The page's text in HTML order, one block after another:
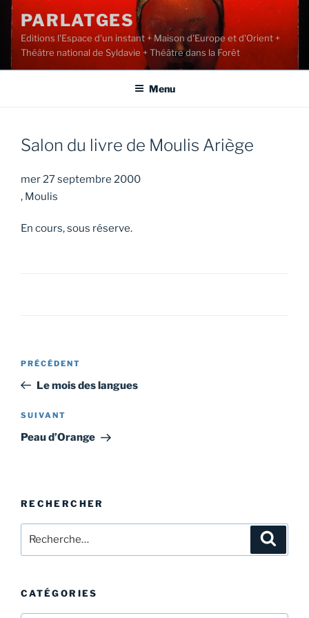
Aller
contenu
principal
PARLATGES
Editions l'Espace d'un instant + Maison d'Europe et d'Orient +
Théâtre national de Syldavie + Théâtre dans la Forêt
Menu
Salon du livre de Moulis Ariège
mer 27 septembre 2000
, Moulis
En cours, sous réserve.
Navigation
l’article
Article
précédent
PRÉCÉDENT
Le mois des langues
Article
suivant
SUIVANT
Peau d’Orange
RECHERCHER
pour
CATÉGORIES